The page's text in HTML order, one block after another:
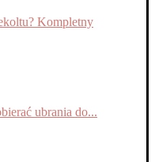
Kompletny
ubrania do...